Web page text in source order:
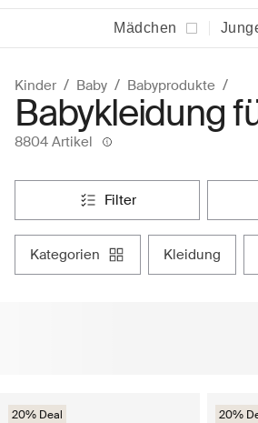
Mädchen
Kinder Baby Babyprodukte
Babykleidung
8804 Artikel
filter
kategorien kleidung
20% Deal 20%